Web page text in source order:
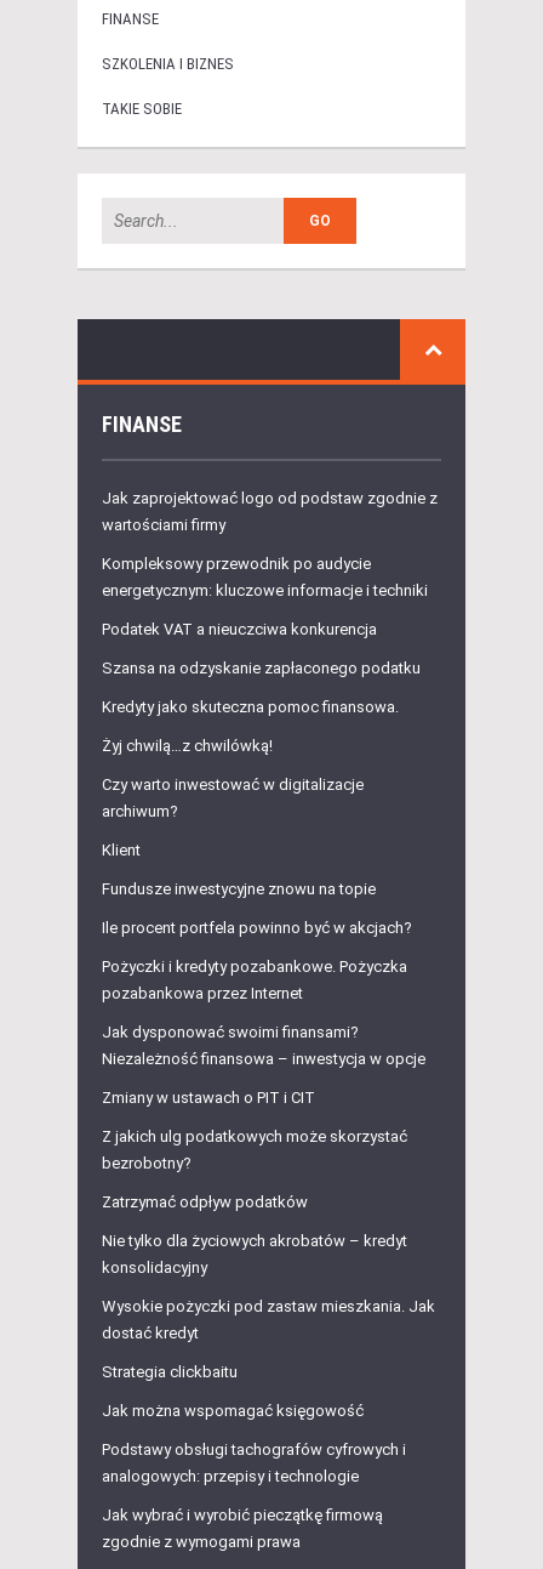
FINANSE
SZKOLENIA I BIZNES
TAKIE SOBIE
FINANSE
Jak zaprojektować logo od podstaw zgodnie z
wartościami firmy
Kompleksowy przewodnik po audycie
energetycznym: kluczowe informacje i techniki
Podatek VAT a nieuczciwa konkurencja
Szansa na odzyskanie zapłaconego podatku
Kredyty jako skuteczna pomoc finansowa.
Żyj chwilą…z chwilówką!
Czy warto inwestować w digitalizacje
archiwum?
Klient
Fundusze inwestycyjne znowu na topie
Ile procent portfela powinno być w akcjach?
Pożyczki i kredyty pozabankowe. Pożyczka
pozabankowa przez Internet
Jak dysponować swoimi finansami?
Niezależność finansowa – inwestycja w opcje
Zmiany w ustawach o PIT i CIT
Z jakich ulg podatkowych może skorzystać
bezrobotny?
Zatrzymać odpływ podatków
Nie tylko dla życiowych akrobatów – kredyt
konsolidacyjny
Wysokie pożyczki pod zastaw mieszkania. Jak
dostać kredyt
Strategia clickbaitu
Jak można wspomagać księgowość
Podstawy obsługi tachografów cyfrowych i
analogowych: przepisy i technologie
Jak wybrać i wyrobić pieczątkę firmową
zgodnie z wymogami prawa